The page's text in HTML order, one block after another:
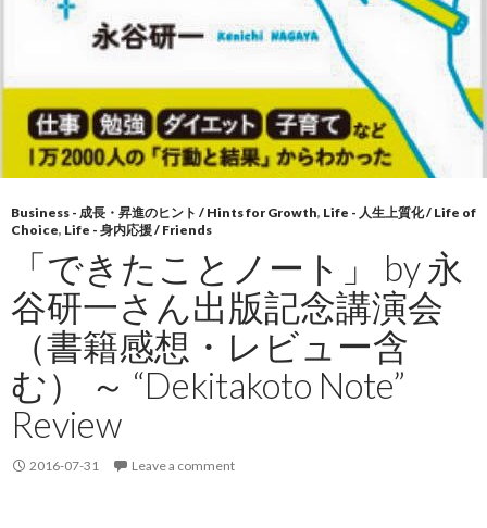
Business - 成長・昇進のヒント / Hints for Growth, Life - 人生上質化 / Life of
Choice, Life - 身内応援 / Friends
「できたことノート」 by 永
谷研一さん出版記念講演会
（書籍感想・レビュー含
む） ～ “Dekitakoto Note”
Review
2016-07-31 Leave a comment